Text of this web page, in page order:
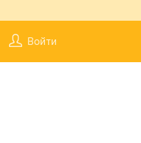
Войти